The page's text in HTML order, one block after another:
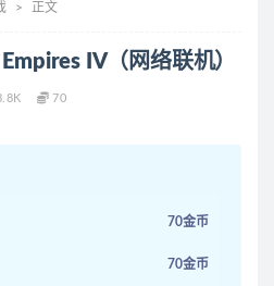
正文
IV（网络联机）
70
70金币
70金币